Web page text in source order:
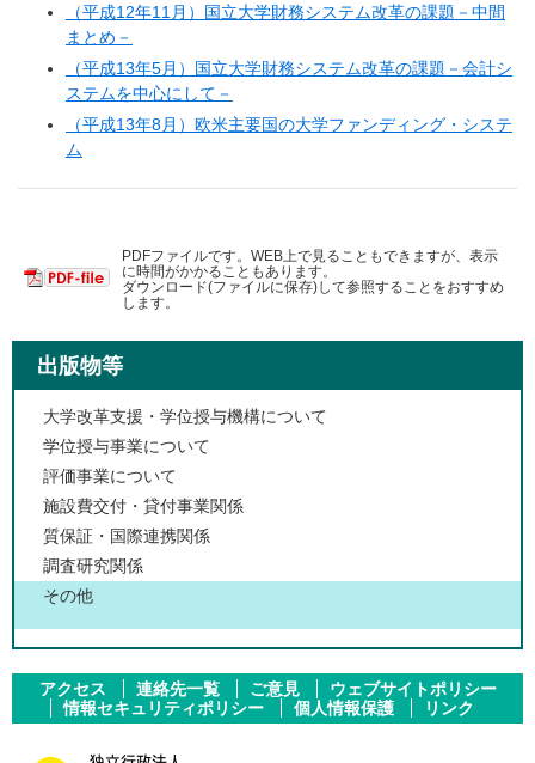
（平成12年11月）国立大学財務システム改革の課題－中間
まとめ－
（平成13年5月）国立大学財務システム改革の課題－会計シ
ステムを中心にして－
（平成13年8月）欧米主要国の大学ファンディング・システ
ム
PDFファイルです。WEB上で見ることもできますが、表示
に時間がかかることもあります。
ダウンロード(ファイルに保存)して参照することをおすすめ
します。
出版物等
大学改革支援・学位授与機構について
学位授与事業について
評価事業について
施設費交付・貸付事業関係
質保証・国際連携関係
調査研究関係
その他
アクセス 連絡先一覧 ご意見
ウェブサイトポリシー
情報セキュリティポリシー
個人情報保護 リンク